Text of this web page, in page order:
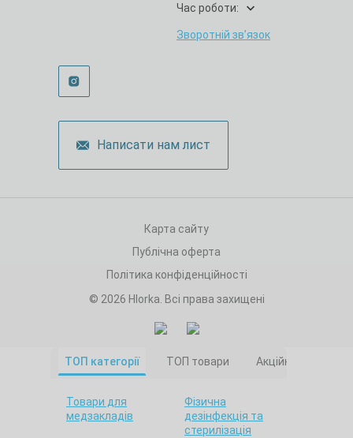
Написати нам лист
Час роботи:
Зворотній зв’язок
Карта сайту
Публічна оферта
Політика конфіденційності
© 2026 Hlorka. Всі права захищені
ТОП категорії ТОП товари Акційні товари
Товари для
медзакладів
Фізична
дезінфекція та
стерилізація